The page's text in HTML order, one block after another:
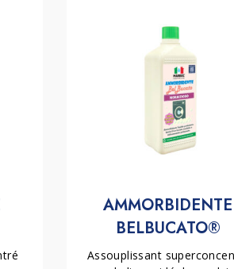
AMMORBIDENTE
BELBUCATO®
MORBIDOSO
Assouplissant